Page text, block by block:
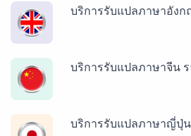
บริการรับแปลภาษาอังก
บริการรับแปลภาษาจีน ร
บริการรับแปลภาษาญี่ปุ่น